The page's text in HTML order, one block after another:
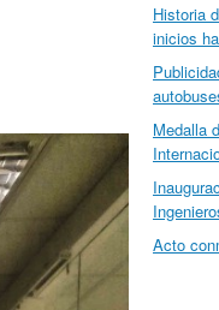
Historia
inicios
Medalla
Acto